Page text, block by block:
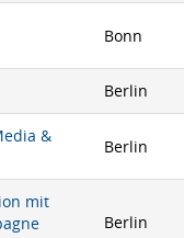
Bonn
Berlin
&
Berlin
mit
Berlin